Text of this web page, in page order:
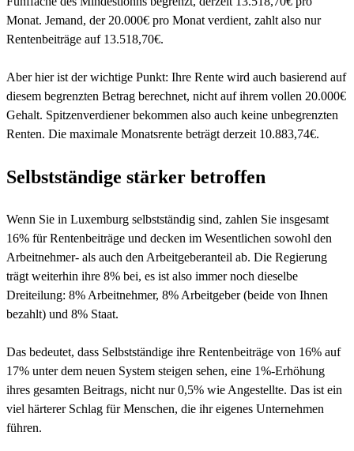
Monat. Jemand, der 20.000€ pro Monat verdient, zahlt also nur
Rentenbeiträge auf 13.518,70€.
Aber hier ist der wichtige Punkt: Ihre Rente wird auch basierend auf
diesem begrenzten Betrag berechnet, nicht auf ihrem vollen 20.000€
Gehalt. Spitzenverdiener bekommen also auch keine unbegrenzten
Renten. Die maximale Monatsrente beträgt derzeit 10.883,74€.
Selbstständige stärker betroffen
Wenn Sie in Luxemburg selbstständig sind, zahlen Sie insgesamt
16% für Rentenbeiträge und decken im Wesentlichen sowohl den
Arbeitnehmer- als auch den Arbeitgeberanteil ab. Die Regierung
trägt weiterhin ihre 8% bei, es ist also immer noch dieselbe
Dreiteilung: 8% Arbeitnehmer, 8% Arbeitgeber (beide von Ihnen
bezahlt) und 8% Staat.
Das bedeutet, dass Selbstständige ihre Rentenbeiträge von 16% auf
17% unter dem neuen System steigen sehen, eine 1%-Erhöhung
ihres gesamten Beitrags, nicht nur 0,5% wie Angestellte. Das ist ein
viel härterer Schlag für Menschen, die ihr eigenes Unternehmen
führen.